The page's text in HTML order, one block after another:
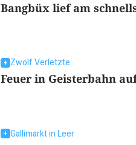
Bangbüx lief am
Zwölf Verletzte
Feuer in Geisterbahn
Gallimarkt in Leer